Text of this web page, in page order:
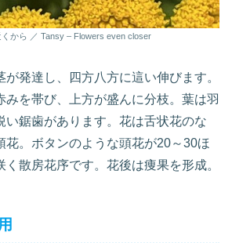
から ／ Tansy – Flowers even closer
が発達し、四方八方に這い伸びます。
みを帯び、上方が盛んに分枝。葉は羽
い鋸歯があります。花は舌状花のな
花。ボタンのような頭花が20～30ほ
く散房花序です。花後は痩果を形成。